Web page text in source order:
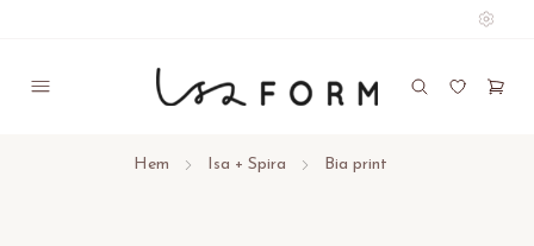
Hem Isa + Spira Bia print